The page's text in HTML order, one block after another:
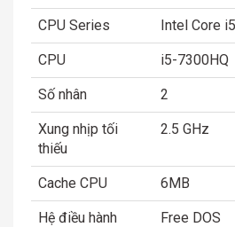
CPU Series Intel Core
CPU i5-7300HQ
Số nhân 2
Xung nhịp tối
thiếu
2.5 GHz
Cache CPU 6MB
Hệ điều hành Free DOS